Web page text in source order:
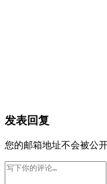
发表回复
您的邮箱地址不会被公开